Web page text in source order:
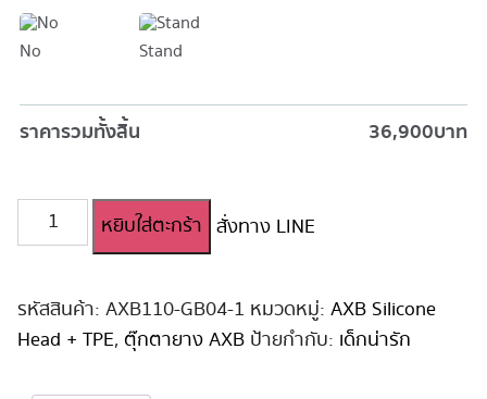
No Stand
ราคารวมทั้งสิ้น 36,900บาท
จำนวน
ตุ๊กตา
#Konatsu
AXB
หยิบใส่ตะกร้า สั่งทาง LINE
รหัสสินค้า: AXB110-GB04-1 หมวดหมู่: AXB Silicone
Head + TPE, ตุ๊กตายาง AXB ป้ายกำกับ: เด็กน่ารัก